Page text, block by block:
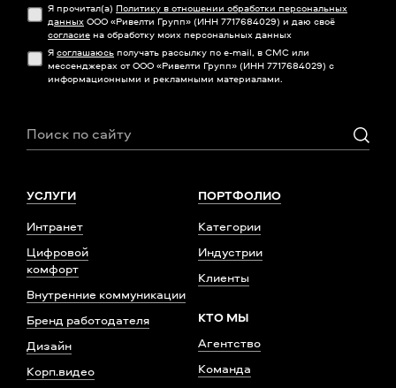
УСЛУГИ
Интранет
Цифровой
комфорт
Внутренние коммуникации
Бренд работодателя
Дизайн
Корп.видео
ПОРТФОЛИО
Категории
Индустрии
Клиенты
КТО МЫ
Агентство
Команда
Я прочитал(а) Политику в отношении обработки персональных
данных ООО «Ривелти Групп» (ИНН 7717684029) и даю своё
согласие на обработку моих персональных данных
Я соглашаюсь получать рассылку по e-mail, в СМС или
мессенджерах от ООО «Ривелти Групп» (ИНН 7717684029) с
информационными и рекламными материалами.